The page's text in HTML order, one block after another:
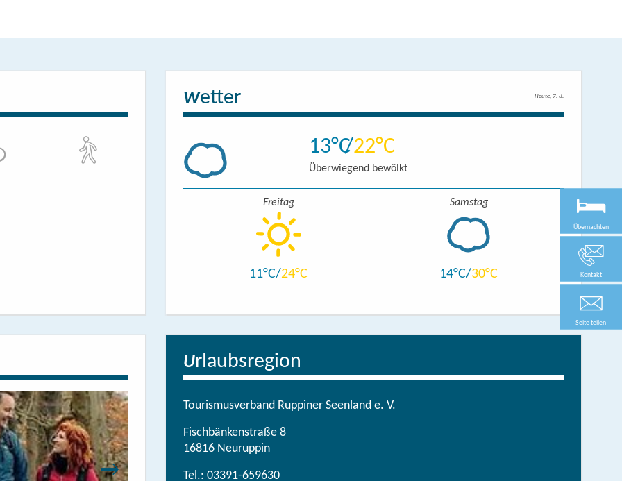
Wetter Heute, 7. 8.
13 22
Überwiegend bewölkt
Freitag
11 24
Samstag
14 30
Urlaubsregion
Tourismusverband Ruppiner Seenland e. V.
Fischbänkenstraße 8
16816 Neuruppin
Tel.: 03391-659630
Übernachten
Kontakt
Seite teilen